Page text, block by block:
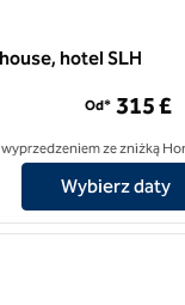
hotel SLH
Apartments &
Od* 315 £
wyprzedzeniem ze zniżką
Wybierz daty
1